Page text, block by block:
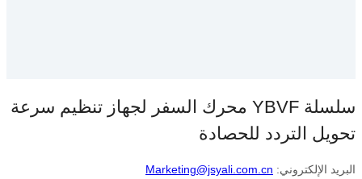
سلسلة YBVF محرك السفر لجهاز تنظيم سرعة
تحويل التردد للحصادة
البريد الإلكتروني: Marketing@jsyali.com.cn